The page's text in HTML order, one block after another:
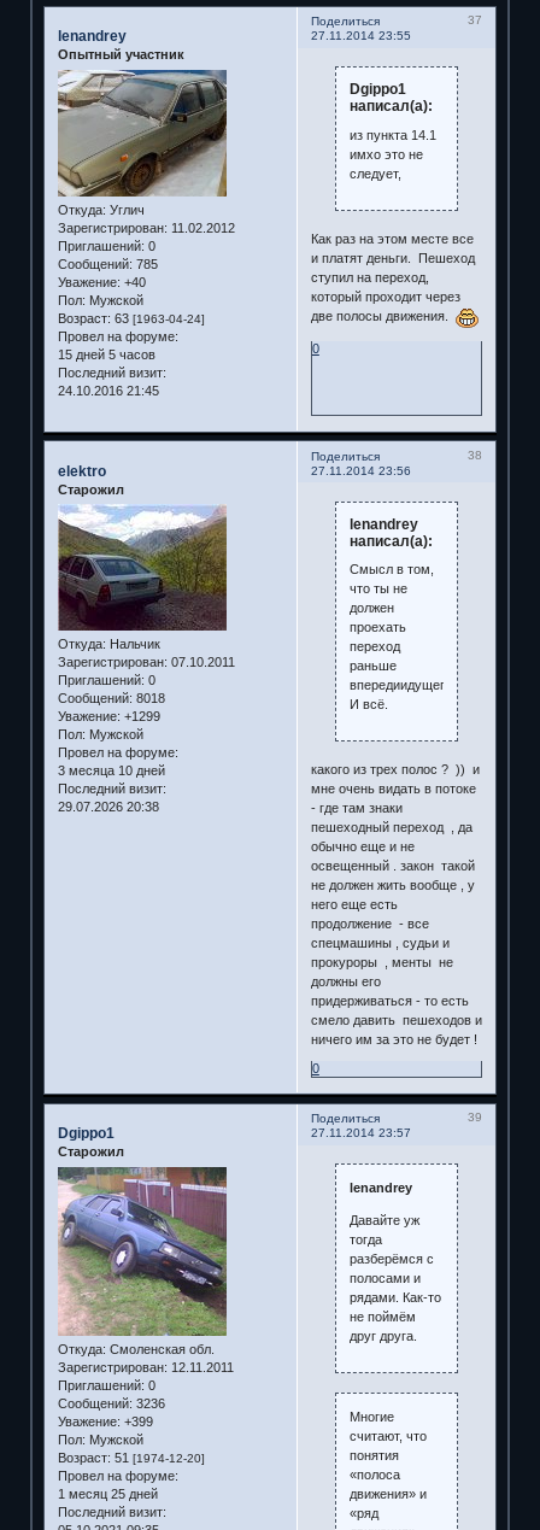
Поделиться
37
27.11.2014 23:55
lenandrey
Опытный участник
Откуда: Углич
Зарегистрирован: 11.02.2012
Приглашений: 0
Сообщений: 785
Уважение: +40
Пол: Мужской
Возраст: 63 [1963-04-24]
Провел на форуме:
15 дней 5 часов
Последний визит:
24.10.2016 21:45
Dgippo1
написал(а):
из пункта 14.1
имхо это не
следует,
Как раз на этом месте все
и платят деньги. Пешеход
ступил на переход,
который проходит через
две полосы движения.
0
Поделиться
38
27.11.2014 23:56
elektro
Старожил
Откуда: Нальчик
Зарегистрирован: 07.10.2011
Приглашений: 0
Сообщений: 8018
Уважение: +1299
Пол: Мужской
Провел на форуме:
3 месяца 10 дней
Последний визит:
29.07.2026 20:38
lenandrey
написал(а):
Смысл в том,
что ты не
должен
проехать
переход
раньше
впередиидущего.
И всё.
какого из трех полос ? )) и
мне очень видать в потоке
- где там знаки
пешеходный переход , да
обычно еще и не
освещенный . закон такой
не должен жить вообще , у
него еще есть
продолжение - все
спецмашины , судьи и
прокуроры , менты не
должны его
придерживаться - то есть
смело давить пешеходов и
ничего им за это не будет !
0
Поделиться
39
27.11.2014 23:57
Dgippo1
Старожил
Откуда: Смоленская обл.
Зарегистрирован: 12.11.2011
Приглашений: 0
Сообщений: 3236
Уважение: +399
Пол: Мужской
Возраст: 51 [1974-12-20]
Провел на форуме:
1 месяц 25 дней
Последний визит:
lenandrey
Давайте уж
тогда
разберёмся с
полосами и
рядами. Как-то
не поймём
друг друга.
Многие
считают, что
понятия
«полоса
движения» и
«ряд